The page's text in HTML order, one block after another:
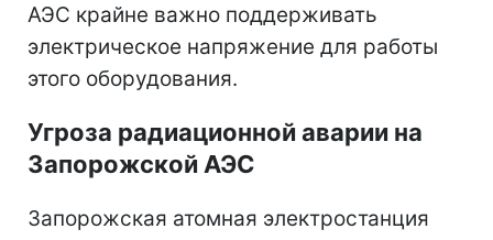
АЭС крайне важно поддерживать
электрическое напряжение для работы
этого оборудования.
Угроза радиационной аварии на
Запорожской АЭС
Запорожская атомная электростанция